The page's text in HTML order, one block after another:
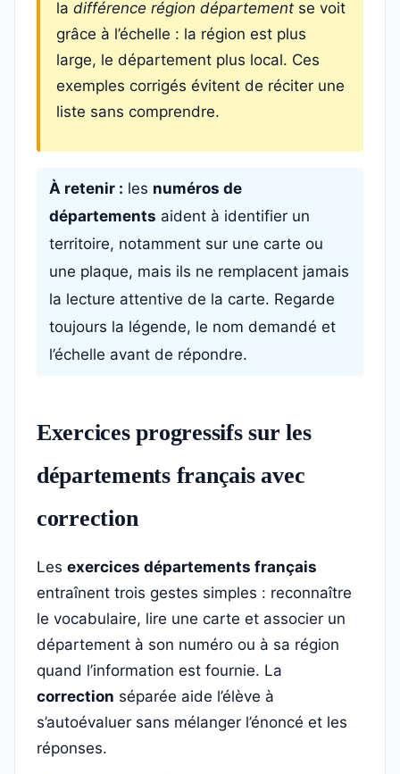
la différence région département se voit
grâce à l’échelle : la région est plus
large, le département plus local. Ces
exemples corrigés évitent de réciter une
liste sans comprendre.
À retenir : les numéros de
départements aident à identifier un
territoire, notamment sur une carte ou
une plaque, mais ils ne remplacent jamais
la lecture attentive de la carte. Regarde
toujours la légende, le nom demandé et
l’échelle avant de répondre.
Exercices progressifs sur les
départements français avec
correction
Les exercices départements français
entraînent trois gestes simples : reconnaître
le vocabulaire, lire une carte et associer un
département à son numéro ou à sa région
quand l’information est fournie. La
correction séparée aide l’élève à
s’autoévaluer sans mélanger l’énoncé et les
réponses.